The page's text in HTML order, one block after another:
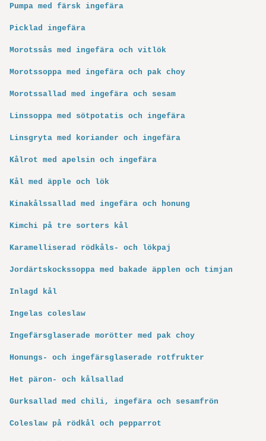
Pumpa med färsk ingefära
Picklad ingefära
Morotssås med ingefära och vitlök
Morotssoppa med ingefära och pak choy
Morotssallad med ingefära och sesam
Linssoppa med sötpotatis och ingefära
Linsgryta med koriander och ingefära
Kålrot med apelsin och ingefära
Kål med äpple och lök
Kinakålssallad med ingefära och honung
Kimchi på tre sorters kål
Karamelliserad rödkåls- och lökpaj
Jordärtskockssoppa med bakade äpplen och timjan
Inlagd kål
Ingelas coleslaw
Ingefärsglaserade morötter med pak choy
Honungs- och ingefärsglaserade rotfrukter
Het päron- och kålsallad
Gurksallad med chili, ingefära och sesamfrön
Coleslaw på rödkål och pepparrot